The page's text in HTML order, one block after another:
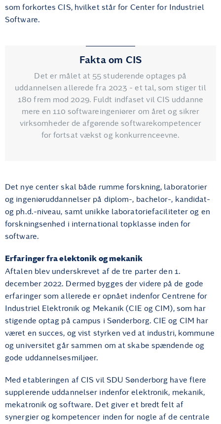
som forkortes CIS, hvilket står for Center for Industriel
Software.
Fakta om CIS
Det er målet at 55 studerende optages på
uddannelsen allerede fra 2023 - et tal, som stiger til
180 frem mod 2029. Fuldt indfaset vil CIS uddanne
mere en 110 softwareingeniører om året og sikrer
virksomheder de afgørende softwarekompetencer
for fortsat vækst og konkurrenceevne.
Det nye center skal både rumme forskning, laboratorier
og ingeniøruddannelser på diplom-, bachelor-, kandidat-
og ph.d.-niveau, samt unikke laboratoriefaciliteter og en
forskningsenhed i international topklasse inden for
software.
Erfaringer fra elektonik og mekanik
Aftalen blev underskrevet af de tre parter den 1.
december 2022. Dermed bygges der videre på de gode
erfaringer som allerede er opnået indenfor Centrene for
Industriel Elektronik og Mekanik (CIE og CIM), som har
stigende optag på campus i Sønderborg. CIE og CIM har
været en succes, og vist styrken ved at industri, kommune
og universitet går sammen om at skabe spændende og
gode uddannelsesmiljøer.
Med etableringen af CIS vil SDU Sønderborg have flere
supplerende uddannelser indenfor elektronik, mekanik,
mekatronik og software. Det giver et bredt felt af
synergier og kompetencer inden for nogle af de centrale